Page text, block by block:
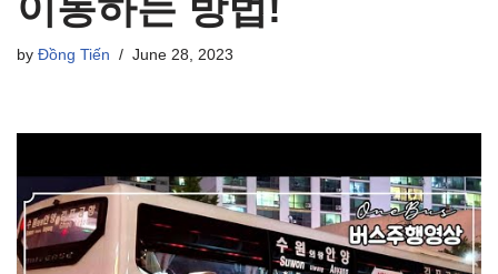
by Đồng Tiến June 28, 2023